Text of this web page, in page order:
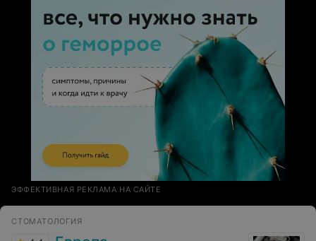
ЭФФЕКТИВНАЯ РЕКЛАМА НА САЙТЕ
СТОМАТОЛОГИЯ